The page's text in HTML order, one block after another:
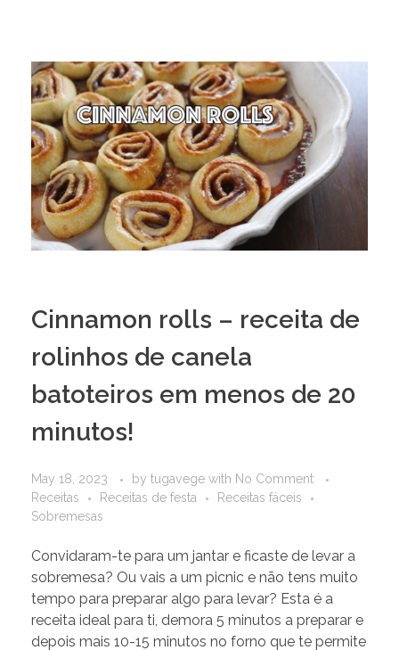
Cinnamon rolls – receita de
rolinhos de canela
batoteiros em menos de 20
minutos!
May 18, 2023 by tugavege with No Comment
Receitas
Receitas de festa
Receitas fáceis
Sobremesas
Convidaram-te para um jantar e ficaste de levar a
sobremesa? Ou vais a um picnic e não tens muito
tempo para preparar algo para levar? Esta é a
receita ideal para ti, demora 5 minutos a preparar e
depois mais 10-15 minutos no forno que te permite